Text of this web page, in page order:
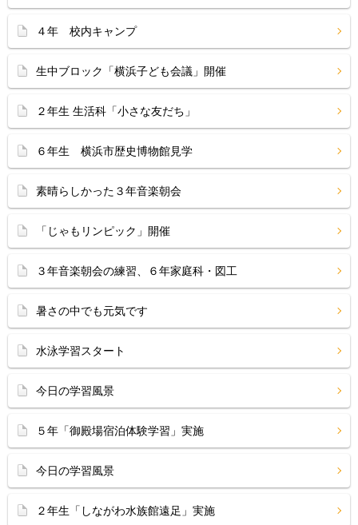
４年 校内キャンプ
生中ブロック「横浜子ども会議」開催
２年生 生活科「小さな友だち」
６年生 横浜市歴史博物館見学
素晴らしかった３年音楽朝会
「じゃもリンピック」開催
３年音楽朝会の練習、６年家庭科・図工
暑さの中でも元気です
水泳学習スタート
今日の学習風景
５年「御殿場宿泊体験学習」実施
今日の学習風景
２年生「しながわ水族館遠足」実施